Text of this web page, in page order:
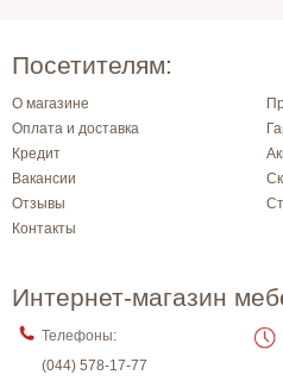
Посетителям:
О магазине
Оплата и доставка
Кредит
Вакансии
Отзывы
Контакты
Интернет-магазин
Телефоны:
(044) 578-17-77